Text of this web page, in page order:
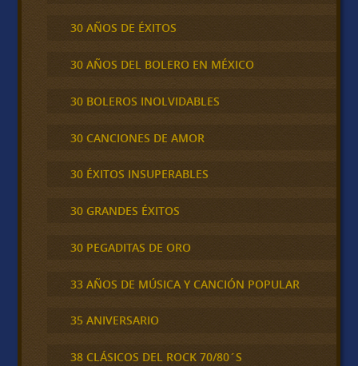
30 AÑOS DE ÉXITOS
30 AÑOS DEL BOLERO EN MÉXICO
30 BOLEROS INOLVIDABLES
30 CANCIONES DE AMOR
30 ÉXITOS INSUPERABLES
30 GRANDES ÉXITOS
30 PEGADITAS DE ORO
33 AÑOS DE MÚSICA Y CANCIÓN POPULAR
35 ANIVERSARIO
38 CLÁSICOS DEL ROCK 70/80´S